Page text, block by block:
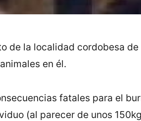
de la localidad cordobesa
en él.
fatales para el
(al parecer de unos